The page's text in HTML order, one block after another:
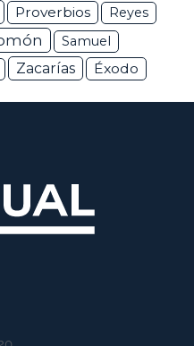
Proverbios Reyes
Samuel
Zacarías Éxodo